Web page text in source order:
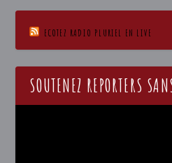
ECOTEZ RADIO PLURIEL EN LIVE
SOUTENEZ REPORTERS